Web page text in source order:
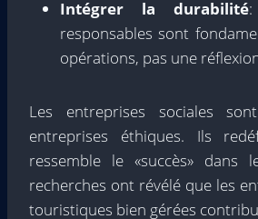
Intégrer la durabilité:
responsables sont
opérations, pas une
Les entreprises sociales
entreprises éthiques. Ils
ressemble le «succès» dans
recherches ont révélé que les
touristiques bien gérées